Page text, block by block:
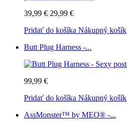
39,99 € 29,99 €
Pridať do košíka Nákupný košík
Butt Plug Harness -...
99,99 €
Pridať do košíka Nákupný košík
AssMonster™ by MEO® -...